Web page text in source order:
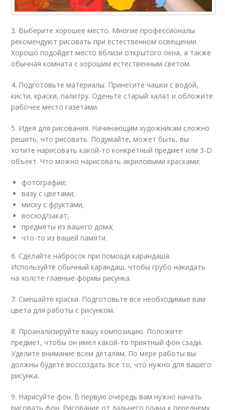
3. Выберите хорошее место. Многие профессионалы
рекомендуют рисовать при естественном освещении.
Хорошо подойдет место вблизи открытого окна, а также
обычная комната с хорошим естественным светом.
4. Подготовьте материалы. Принесите чашки с водой,
кисти, краски, палитру. Оденьте старый халат и обложите
рабочее место газетами.
5. Идея для рисования. Начинающим художникам сложно
решить, что рисовать. Подумайте, может быть, вы
хотите нарисовать какой-то конкретный предмет или 3-D
объект. Что можно нарисовать акриловыми красками:
фотографии;
вазу с цветами;
миску с фруктами;
восход/закат;
предметы из вашего дома;
что-то из вашей памяти.
6. Сделайте набросок при помощи карандаша.
Используйте обычный карандаш, чтобы грубо накидать
на холсте главные формы рисунка.
7. Смешайте краски. Подготовьте все необходимые вам
цвета для работы с рисунком.
8. Проанализируйте вашу композицию. Положите
предмет, чтобы он имел какой-то приятный фон сзади.
Уделите внимание всем деталям. По мере работы вы
должны будете воссоздать все то, что нужно для вашего
рисунка.
9. Нарисуйте фон. В первую очередь вам нужно начать
рисовать фон. Рисование от дальнего плана к переднему